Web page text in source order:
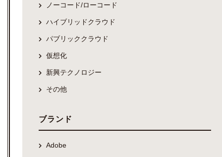
ノーコード/ローコード
ハイブリッドクラウド
パブリッククラウド
仮想化
新興テクノロジー
その他
ブランド
Adobe